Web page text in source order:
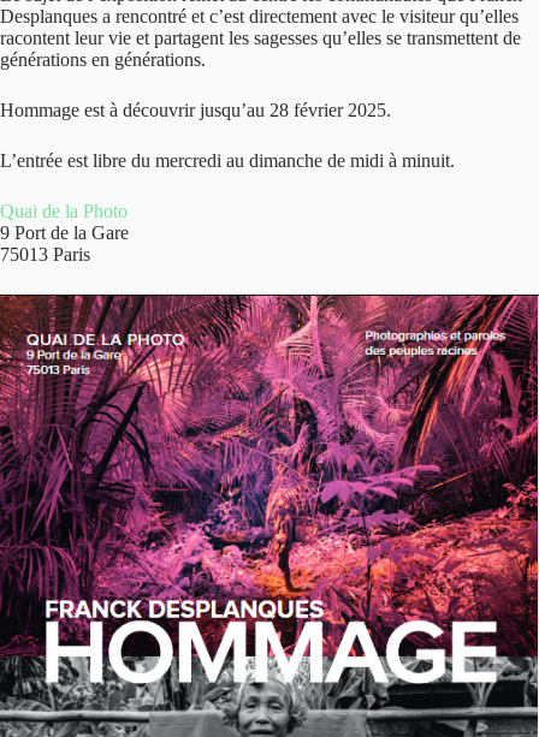
Desplanques a rencontré et c’est directement avec le visiteur qu’elles
racontent leur vie et partagent les sagesses qu’elles se transmettent de
générations en générations.
Hommage est à découvrir jusqu’au 28 février 2025.
L’entrée est libre du mercredi au dimanche de midi à minuit.
Quai de la Photo
9 Port de la Gare
75013 Paris